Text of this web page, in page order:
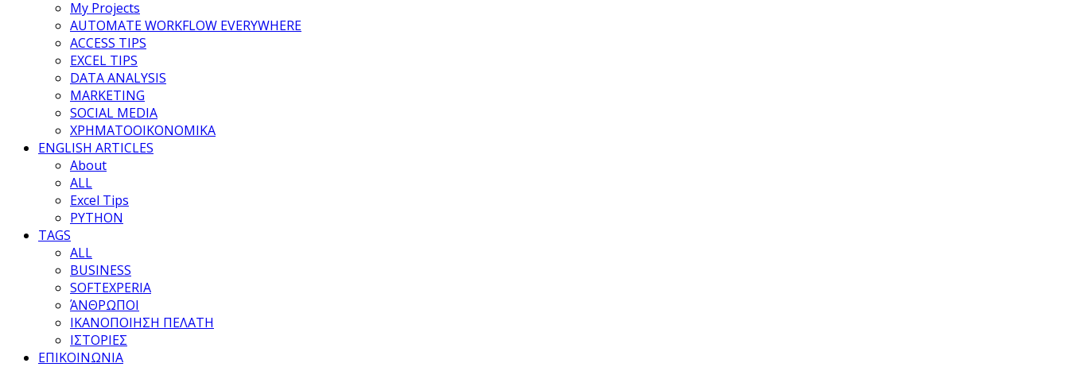
My Projects
AUTOMATE WORKFLOW EVERYWHERE
ACCESS TIPS
EXCEL TIPS
DATA ANALYSIS
MARKETING
SOCIAL MEDIA
ΧΡΗΜΑΤΟΟΙΚΟΝΟΜΙΚΑ
ENGLISH ARTICLES
About
ALL
Excel Tips
PYTHON
TAGS
ALL
BUSINESS
SOFTEXPERIA
ΆΝΘΡΩΠΟΙ
ΙΚΑΝΟΠΟΙΗΣΗ ΠΕΛΑΤΗ
ΙΣΤΟΡΙΕΣ
ΕΠΙΚΟΙΝΩΝΙΑ